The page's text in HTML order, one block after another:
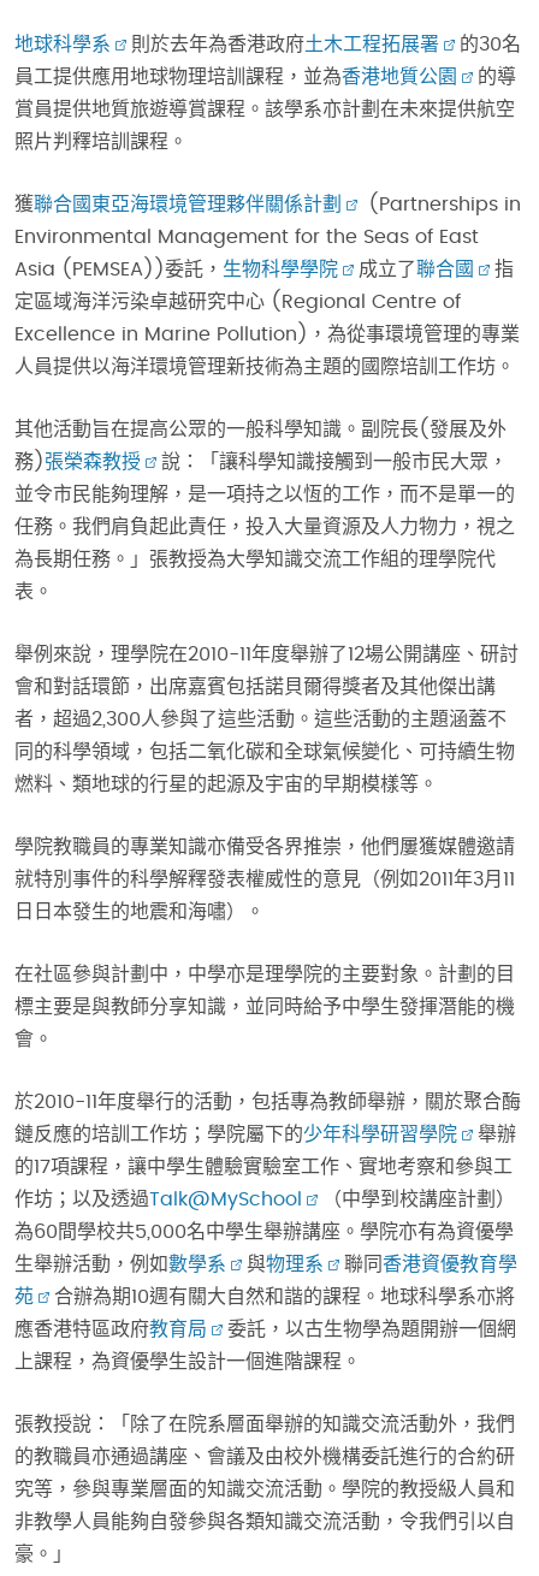
地球科學系 則於去年為香港政府土木工程拓展署
的30名
員工提供應用地球物理培訓課程，並為香港地質公園
的導
賞員提供地質旅遊導賞課程。該學系亦計劃在未來提供航空
照片判釋培訓課程。
獲聯合國東亞海環境管理夥伴關係計劃
(Partnerships in
Environmental Management for the Seas of East
Asia (PEMSEA))委託， 生物科學學院 成立了聯合國
指
定區域海洋污染卓越研究中心 (Regional Centre of
Excellence in Marine Pollution)，為從事環境管理的專業
人員提供以海洋環境管理新技術為主題的國際培訓工作坊。
其他活動旨在提高公眾的一般科學知識。副院長(發展及外
務)張榮森教授
說：「讓科學知識接觸到一般市民大眾，
並令市民能夠理解，是一項持之以恆的工作，而不是單一的
任務。我們肩負起此責任，投入大量資源及人力物力，視之
為長期任務。」張教授為大學知識交流工作組的理學院代
表。
舉例來說，理學院在2010-11年度舉辦了12場公開講座、研討
會和對話環節，出席嘉賓包括諾貝爾得獎者及其他傑出講
者，超過2,300人參與了這些活動。這些活動的主題涵蓋不
同的科學領域，包括二氧化碳和全球氣候變化、可持續生物
燃料、類地球的行星的起源及宇宙的早期模樣等。
學院教職員的專業知識亦備受各界推崇，他們屢獲媒體邀請
就特別事件的科學解釋發表權威性的意見（例如2011年3月11
日日本發生的地震和海嘯）。
在社區參與計劃中，中學亦是理學院的主要對象。計劃的目
標主要是與教師分享知識，並同時給予中學生發揮潛能的機
會。
於2010-11年度舉行的活動，包括專為教師舉辦，關於聚合酶
鏈反應的培訓工作坊；學院屬下的少年科學研習學院
舉辦
的17項課程，讓中學生體驗實驗室工作、實地考察和參與工
作坊；以及透過Talk@MySchool
（中學到校講座計劃）
為60間學校共5,000名中學生舉辦講座。學院亦有為資優學
生舉辦活動，例如數學系 與物理系 聯同 香港資優教育學
苑
合辦為期10週有關大自然和諧的課程。地球科學系亦將
應香港特區政府教育局
委託，以古生物學為題開辦一個網
上課程，為資優學生設計一個進階課程。
張教授說：「除了在院系層面舉辦的知識交流活動外，我們
的教職員亦通過講座、會議及由校外機構委託進行的合約研
究等，參與專業層面的知識交流活動。學院的教授級人員和
非教學人員能夠自發參與各類知識交流活動，令我們引以自
豪。」